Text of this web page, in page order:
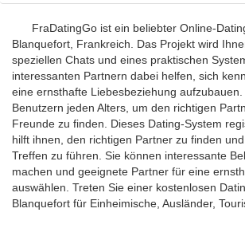
FraDatingGo ist ein beliebter Online-
Blanquefort, Frankreich. Das Projekt wird
speziellen Chats und eines praktischen
interessanten Partnern dabei helfen, sich
eine ernsthafte Liebesbeziehung
Benutzern jeden Alters, um den richtigen
Freunde zu finden. Dieses Dating-System
hilft ihnen, den richtigen Partner zu finden
Treffen zu führen. Sie können interessante
machen und geeignete Partner für eine
auswählen. Treten Sie einer kostenlosen
Blanquefort für Einheimische, Ausländer,